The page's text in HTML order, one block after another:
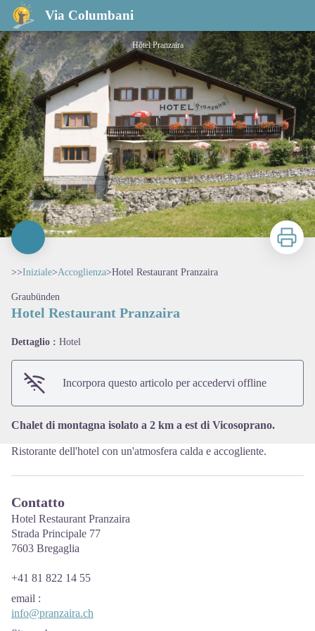
Via Columbani
Hotel Restaurant Pranzaira
Hôtel Pranzaira
Stampa
>>Iniziale>Accoglienza>Hotel Restaurant Pranzaira
Graubünden
Hotel Restaurant Pranzaira
Dettaglio : Hotel
Incorpora questo articolo per accedervi offline
Chalet di montagna isolato a 2 km a est di Vicosoprano.
Ristorante dell'hotel con un'atmosfera calda e accogliente.
Contatto
Hotel Restaurant Pranzaira
Strada Principale 77
7603 Bregaglia
+41 81 822 14 55
email :
info@pranzaira.ch